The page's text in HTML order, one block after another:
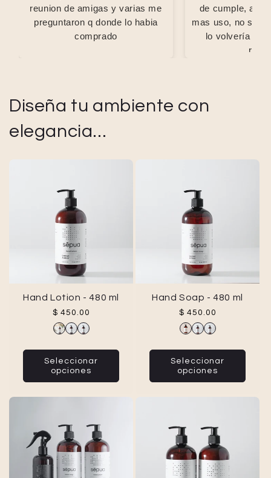
reunion de amigas y varias me
preguntaron q donde lo habia
comprado
de cumple, al
mas uso, no se
lo volvería a
Diseña tu ambiente con
elegancia...
Hand Lotion - 480 ml
Precio habitual
$ 450.00
Seleccionar
opciones
Hand Soap - 480 ml
Precio habitual
$ 450.00
Seleccionar
opciones